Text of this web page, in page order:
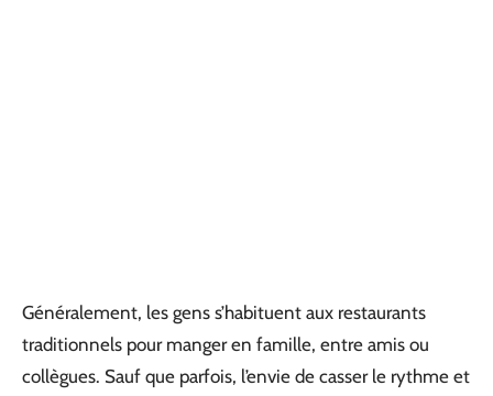
Généralement, les gens s’habituent aux restaurants
traditionnels pour manger en famille, entre amis ou
collègues. Sauf que parfois, l’envie de casser le rythme et